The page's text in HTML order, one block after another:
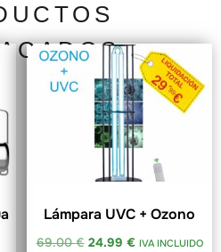
el equilibrio
de la piel
de ducha
Here
Lámpara UVC + Ozono
69.00€ 24.99 € IVA INCLUIDO